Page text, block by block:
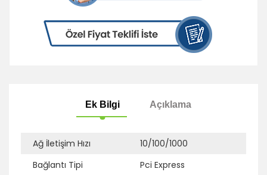
Ağ İletişim Hızı
10/100/1000
Bağlantı Tipi
Pci Express